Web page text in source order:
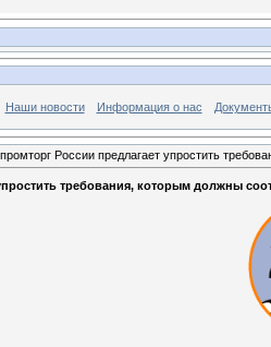
Наши новости Информация о нас
России предлагает упростить
требования, которым должны